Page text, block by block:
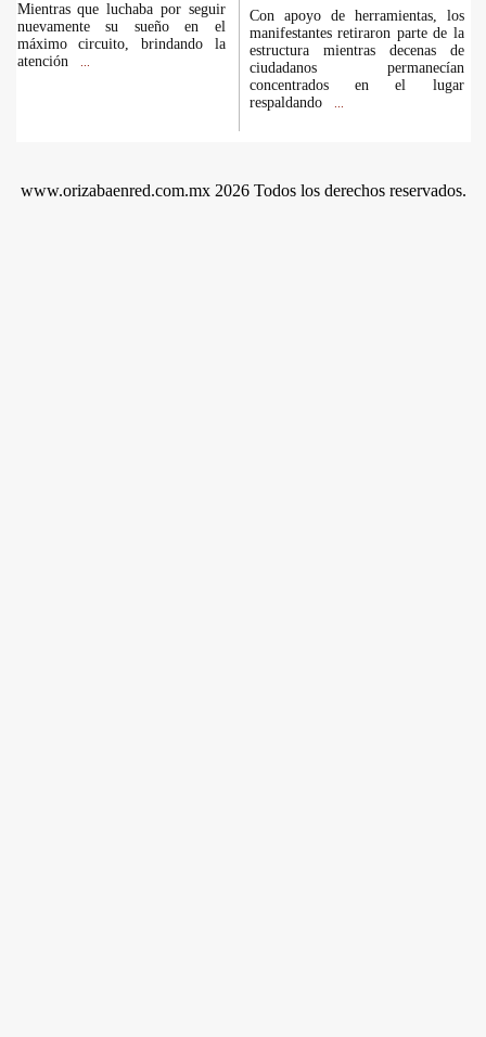
Mientras que luchaba por seguir
nuevamente su sueño en el
máximo circuito, brindando la
atención
Con apoyo de herramientas, los
manifestantes retiraron parte de la
estructura mientras decenas de
ciudadanos permanecían
concentrados en el lugar
respaldando
www.orizabaenred.com.mx 2026 Todos los derechos reservados.